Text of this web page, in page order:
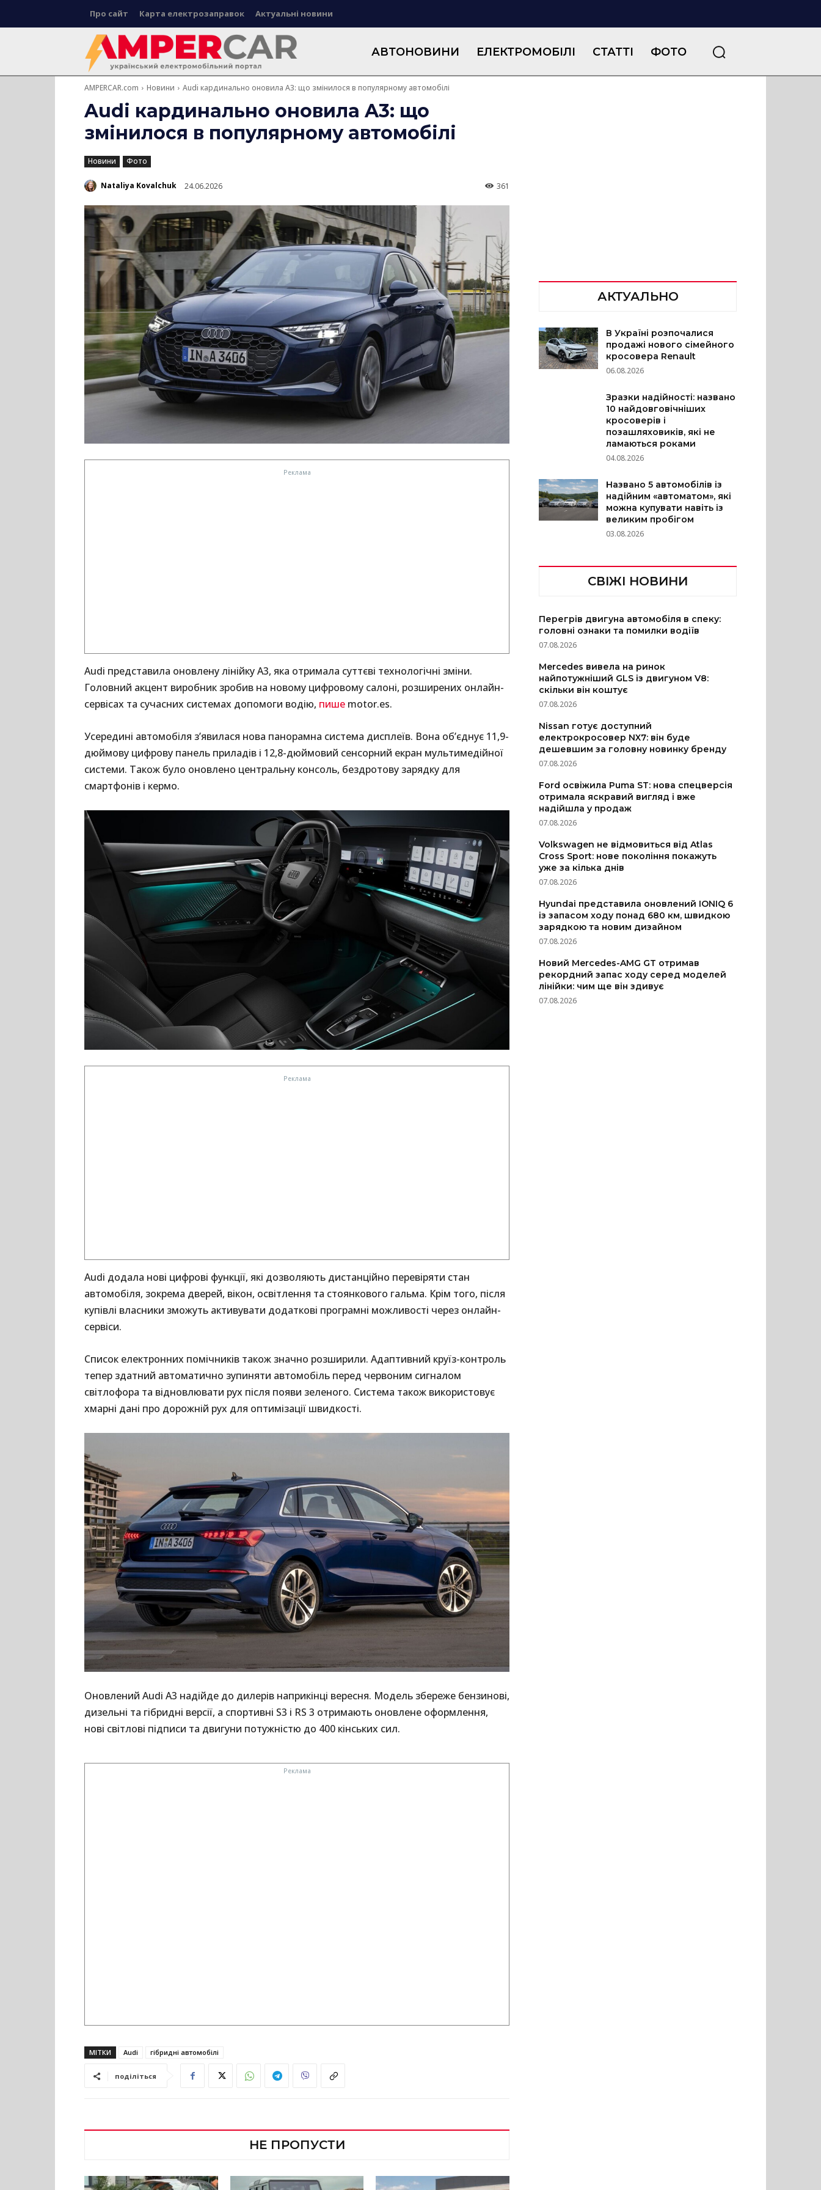
Про сайт Карта електрозаправок Актуальні новини
АВТОНОВИНИ ЕЛЕКТРОМОБІЛІ СТАТТІ ФОТО
AMPERCAR.com Новини Audi кардинально оновила A3: що змінилося в популярному автомобілі
Audi кардинально оновила A3: що
змінилося в популярному автомобілі
Новини Фото
Nataliya Kovalchuk 24.06.2026 361
Audi представила оновлену лінійку A3, яка отримала суттєві технологічні зміни.
Головний акцент виробник зробив на новому цифровому салоні, розширених онлайн-
сервісах та сучасних системах допомоги водію, пише motor.es.
Усередині автомобіля з’явилася нова панорамна система дисплеїв. Вона об’єднує 11,9-
дюймову цифрову панель приладів і 12,8-дюймовий сенсорний екран мультимедійної
системи. Також було оновлено центральну консоль, бездротову зарядку для
смартфонів і кермо.
Audi додала нові цифрові функції, які дозволяють дистанційно перевіряти стан
автомобіля, зокрема дверей, вікон, освітлення та стоянкового гальма. Крім того, після
купівлі власники зможуть активувати додаткові програмні можливості через онлайн-
сервіси.
Список електронних помічників також значно розширили. Адаптивний круїз-контроль
тепер здатний автоматично зупиняти автомобіль перед червоним сигналом
світлофора та відновлювати рух після появи зеленого. Система також використовує
хмарні дані про дорожній рух для оптимізації швидкості.
Оновлений Audi A3 надійде до дилерів наприкінці вересня. Модель збереже бензинові,
дизельні та гібридні версії, а спортивні S3 і RS 3 отримають оновлене оформлення,
нові світлові підписи та двигуни потужністю до 400 кінських сил.
МІТКИ Audi гібридні автомобілі
поділіться
НЕ ПРОПУСТИ
АКТУАЛЬНО
В Україні розпочалися
продажі нового сімейного
кросовера Renault
06.08.2026
Зразки надійності: названо
10 найдовговічніших
кросоверів і
позашляховиків, які не
ламаються роками
04.08.2026
Названо 5 автомобілів із
надійним «автоматом», які
можна купувати навіть із
великим пробігом
03.08.2026
СВІЖІ НОВИНИ
Перегрів двигуна автомобіля в спеку:
головні ознаки та помилки водіїв
07.08.2026
Mercedes вивела на ринок
найпотужніший GLS із двигуном V8:
скільки він коштує
07.08.2026
Nissan готує доступний
електрокросовер NX7: він буде
дешевшим за головну новинку бренду
07.08.2026
Ford освіжила Puma ST: нова спецверсія
отримала яскравий вигляд і вже
надійшла у продаж
07.08.2026
Volkswagen не відмовиться від Atlas
Cross Sport: нове покоління покажуть
уже за кілька днів
07.08.2026
Hyundai представила оновлений IONIQ 6
із запасом ходу понад 680 км, швидкою
зарядкою та новим дизайном
07.08.2026
Новий Mercedes-AMG GT отримав
рекордний запас ходу серед моделей
лінійки: чим ще він здивує
07.08.2026